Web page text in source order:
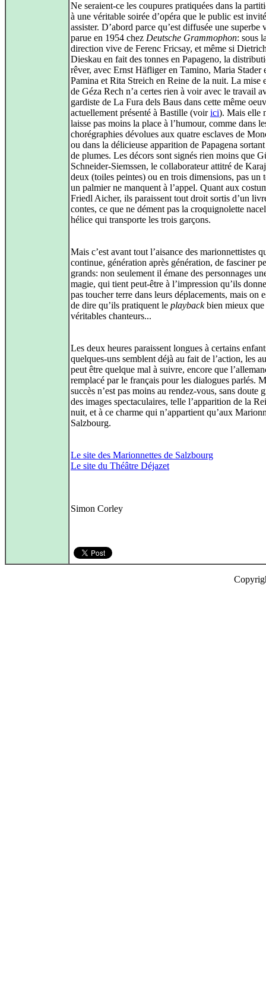
Ne seraient-ce les coupures pratiquées dans la
à une véritable soirée d’opéra que le public est
assister. D’abord parce qu’est diffusée une superbe
parue en 1954 chez Deutsche Grammophon: sous
direction vive de Ferenc Fricsay, et même si
Dieskau en fait des tonnes en Papageno, la
rêver, avec Ernst Häfliger en Tamino, Maria Stader
Pamina et Rita Streich en Reine de la nuit. La mise
de Géza Rech n’a certes rien à voir avec le travail
gardiste de La Fura dels Baus dans cette même
actuellement présenté à Bastille (voirici). Mais elle
laisse pas moins la place à l’humour, comme dans
chorégraphies dévolues aux quatre esclaves de
ou dans la délicieuse apparition de Papagena sortant
de plumes. Les décors sont signés rien moins que
Schneider-Siemssen, le collaborateur attitré de
deux (toiles peintes) ou en trois dimensions, pas un
un palmier ne manquent à l’appel. Quant aux
Friedl Aicher, ils paraissent tout droit sortis d’un
contes, ce que ne dément pas la croquignolette
hélice qui transporte les trois garçons.
Mais c’est avant tout l’aisance des marionnettistes
continue, génération après génération, de fasciner
grands: non seulement il émane des personnages
magie, qui tient peut-être à l’impression qu’ils
pas toucher terre dans leurs déplacements, mais on
de dire qu’ils pratiquent le playbackbien mieux que
véritables chanteurs...
Les deux heures paraissent longues à certains
quelques-uns semblent déjà au fait de l’action, les
peut être quelque mal à suivre, encore que
remplacé par le français pour les dialogues parlés.
succès n’est pas moins au rendez-vous, sans doute
des images spectaculaires, telle l’apparition de la
nuit, et à ce charme qui n’appartient qu’aux
Salzbourg.
Le site des Marionnettes de Salzbourg
Le site du Théâtre Déjazet
Simon Corley